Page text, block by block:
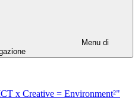
Menu di
x Creative = Environment²"